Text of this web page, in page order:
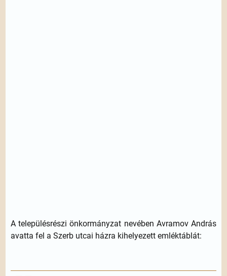
A településrészi önkormányzat nevében Avramov András
avatta fel a Szerb utcai házra kihelyezett emléktáblát: